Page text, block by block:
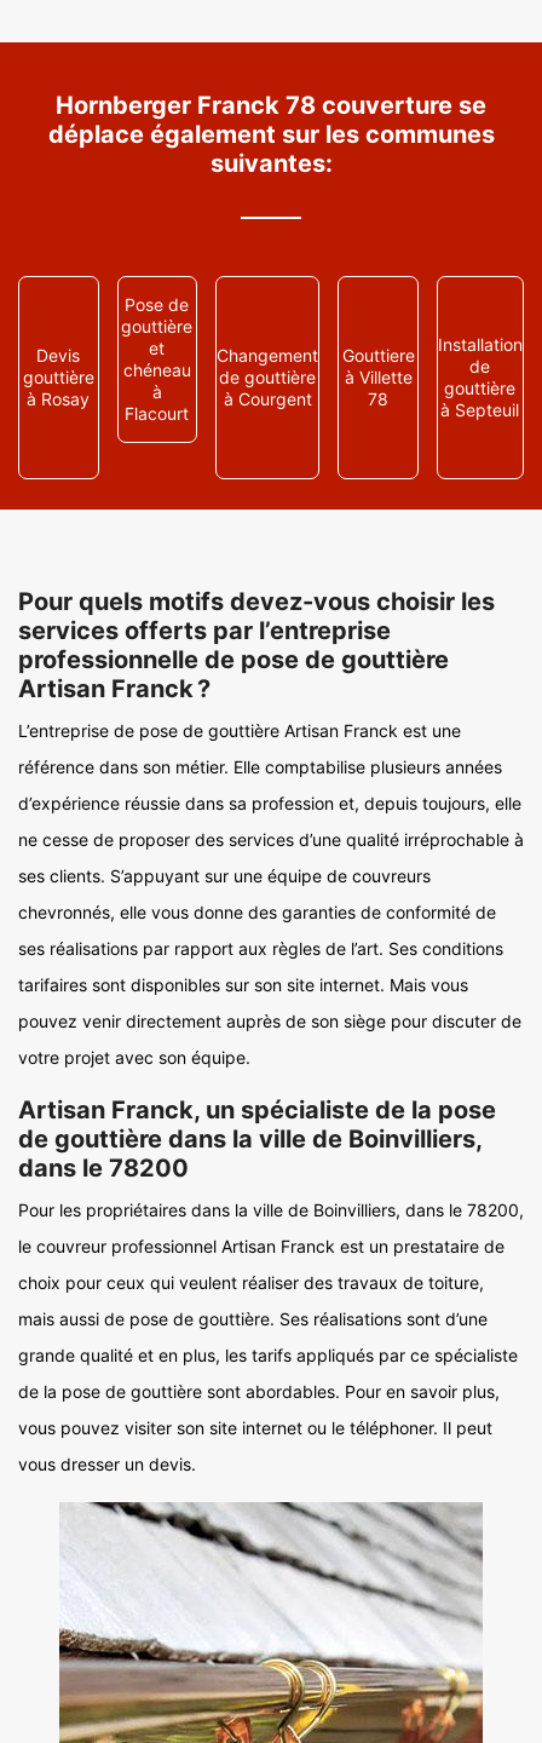
Hornberger Franck 78 couverture se
déplace également sur les communes
suivantes:
Devis
gouttière
à Rosay
Pose de
gouttière
et
chéneau
à
Flacourt
Changement
de gouttière
à Courgent
Gouttiere
à Villette
78
Installation
de
gouttière
à Septeuil
Pour quels motifs devez-vous choisir les
services offerts par l’entreprise
professionnelle de pose de gouttière
Artisan Franck ?
L’entreprise de pose de gouttière Artisan Franck est une
référence dans son métier. Elle comptabilise plusieurs années
d’expérience réussie dans sa profession et, depuis toujours, elle
ne cesse de proposer des services d’une qualité irréprochable à
ses clients. S’appuyant sur une équipe de couvreurs
chevronnés, elle vous donne des garanties de conformité de
ses réalisations par rapport aux règles de l’art. Ses conditions
tarifaires sont disponibles sur son site internet. Mais vous
pouvez venir directement auprès de son siège pour discuter de
votre projet avec son équipe.
Artisan Franck, un spécialiste de la pose
de gouttière dans la ville de Boinvilliers,
dans le 78200
Pour les propriétaires dans la ville de Boinvilliers, dans le 78200,
le couvreur professionnel Artisan Franck est un prestataire de
choix pour ceux qui veulent réaliser des travaux de toiture,
mais aussi de pose de gouttière. Ses réalisations sont d’une
grande qualité et en plus, les tarifs appliqués par ce spécialiste
de la pose de gouttière sont abordables. Pour en savoir plus,
vous pouvez visiter son site internet ou le téléphoner. Il peut
vous dresser un devis.